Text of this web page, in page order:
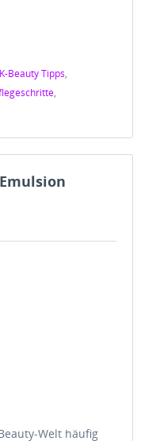
K-Beauty Tipps,
,
Welt häufig